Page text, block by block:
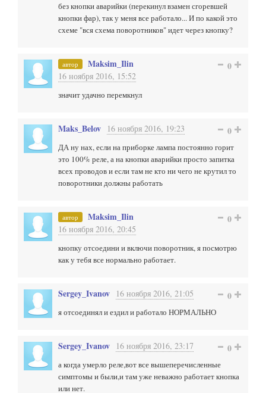
без кнопки аварийки (перекинул взамен сгоревшей
кнопки фар), так у меня все работало... И по какой это
схеме "вся схема поворотников" идет через кнопку?
автор Maksim_Ilin
16 ноября 2016, 15:52
0
значит удачно перемкнул
Maks_Belov 16 ноября 2016, 19:23 0
ДА ну нах, если на приборке лампа постоянно горит
это 100% реле, а на кнопки аварийки просто запитка
всех проводов и если там не кто ни чего не крутил то
поворотники должны работать
автор Maksim_Ilin
16 ноября 2016, 20:45
0
кнопку отсоедини и включи поворотник, я посмотрю
как у тебя все нормально работает.
Sergey_Ivanov 16 ноября 2016, 21:05 0
я отсоединял и ездил и работало НОРМАЛЬНО
Sergey_Ivanov 16 ноября 2016, 23:17 0
а когда умерло реле,вот все вышеперечисленные
симптомы и были,и там уже неважно работает кнопка
или нет.